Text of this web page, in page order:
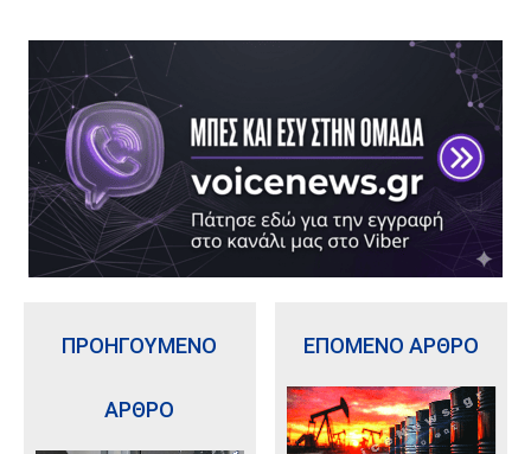
ΠΡΟΗΓΟΥΜΕΝΟ
ΑΡΘΡΟ
ΕΠΟΜΕΝΟ ΑΡΘΡΟ